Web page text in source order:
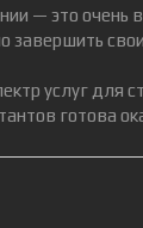
— это очень
завершить
услуг для
готова